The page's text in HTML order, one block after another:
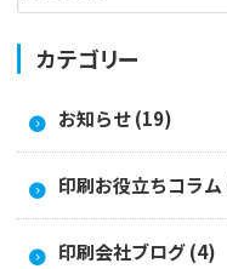
カテゴリー
お知らせ (19)
印刷お役立ちコラ
印刷会社ブログ (4)